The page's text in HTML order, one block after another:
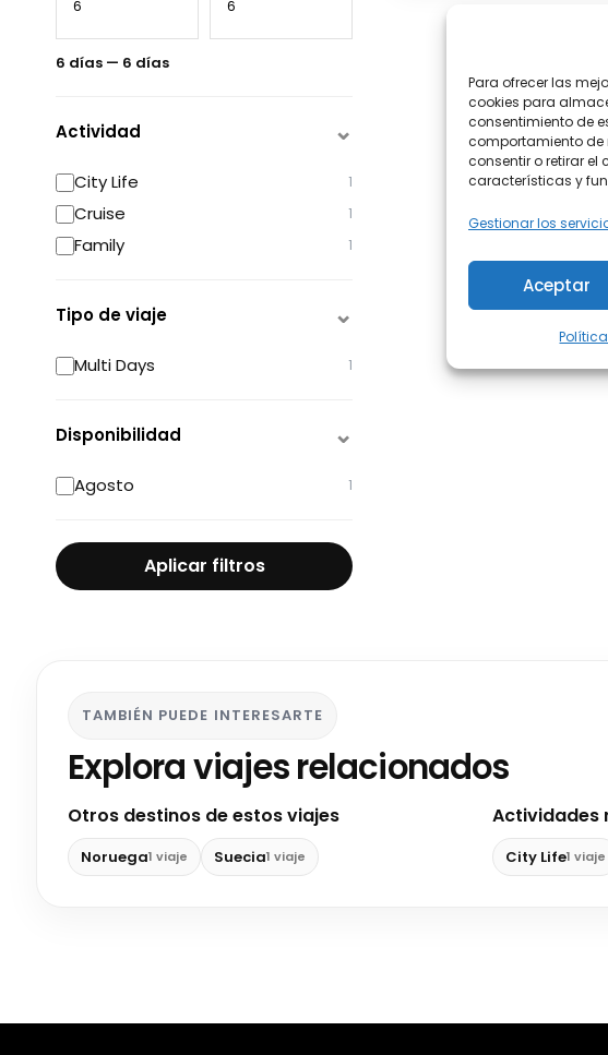
Para ofrecer las
cookies para
consentimiento de
comportamiento de
consentir o retirar
características y
Gestionar los
Aceptar
6 días — 6 días
Actividad
City Life 1
Cruise 1
Family 1
Tipo de viaje
Multi Days 1
Disponibilidad
Agosto 1
Aplicar filtros
TAMBIÉN PUEDE INTERESARTE
Explora viajes relacionados
Otros destinos de estos viajes
Noruega1 viaje Suecia1 viaje
Actividades
City Life1 viaje